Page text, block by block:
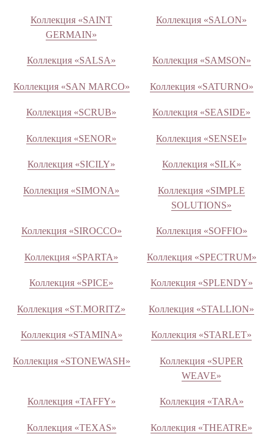
Коллекция «SAINT
GERMAIN»
Коллекция «SALON»
Коллекция «SALSA» Коллекция «SAMSON»
Коллекция «SAN MARCO» Коллекция «SATURNO»
Коллекция «SCRUB» Коллекция «SEASIDE»
Коллекция «SENOR» Коллекция «SENSEI»
Коллекция «SICILY» Коллекция «SILK»
Коллекция «SIMONA»
Коллекция «SIMPLE
SOLUTIONS»
Коллекция «SIROCCO» Коллекция «SOFFIO»
Коллекция «SPARTA» Коллекция «SPECTRUM»
Коллекция «SPICE» Коллекция «SPLENDY»
Коллекция «ST.MORITZ» Коллекция «STALLION»
Коллекция «STAMINA» Коллекция «STARLET»
Коллекция «STONEWASH»
Коллекция «SUPER
WEAVE»
Коллекция «TAFFY» Коллекция «TARA»
Коллекция «TEXAS» Коллекция «THEATRE»